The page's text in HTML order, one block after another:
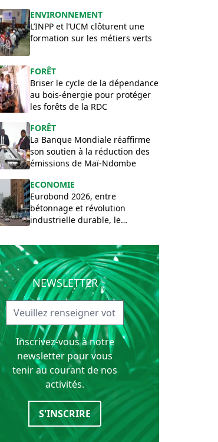
ancestrales
ENVIRONNEMENT
L’INPP et l’UCM clôturent une
formation sur les métiers verts
FORÊT
Briser le cycle de la dépendance
au bois-énergie pour protéger
les forêts de la RDC
FORÊT
La Banque Mondiale réaffirme
son soutien à la réduction des
émissions de Maï-Ndombe
ECONOMIE
Eurobond 2026, entre
bétonnage et révolution
industrielle durable, le
NEWSLETTER
Inscrivez-vous à notre
newsletter pour vous
tenir au courant de nos
activités.
S'INSCRIRE